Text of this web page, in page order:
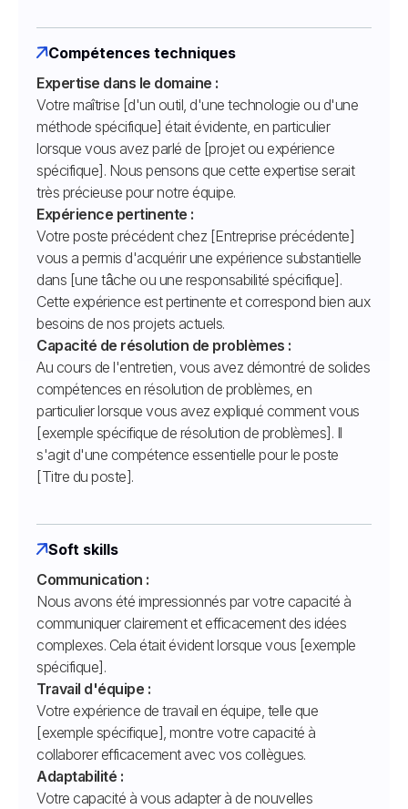
Compétences techniques
Expertise dans le domaine :
Votre maîtrise [d'un outil, d'une technologie ou d'une
méthode spécifique] était évidente, en particulier
lorsque vous avez parlé de [projet ou expérience
spécifique]. Nous pensons que cette expertise serait
très précieuse pour notre équipe.
Expérience pertinente :
Votre poste précédent chez [Entreprise précédente]
vous a permis d'acquérir une expérience substantielle
dans [une tâche ou une responsabilité spécifique].
Cette expérience est pertinente et correspond bien aux
besoins de nos projets actuels.
Capacité de résolution de problèmes :
Au cours de l'entretien, vous avez démontré de solides
compétences en résolution de problèmes, en
particulier lorsque vous avez expliqué comment vous
[exemple spécifique de résolution de problèmes]. Il
s'agit d'une compétence essentielle pour le poste
[Titre du poste].
Soft skills
Communication :
Nous avons été impressionnés par votre capacité à
communiquer clairement et efficacement des idées
complexes. Cela était évident lorsque vous [exemple
spécifique].
Travail d'équipe :
Votre expérience de travail en équipe, telle que
[exemple spécifique], montre votre capacité à
collaborer efficacement avec vos collègues.
Adaptabilité :
Votre capacité à vous adapter à de nouvelles